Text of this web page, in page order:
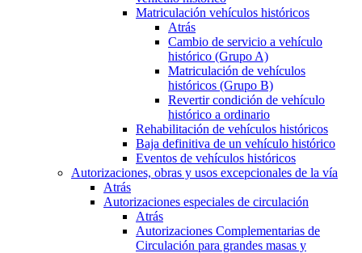
Matriculación vehículos históricos
Atrás
Cambio de servicio a vehículo
histórico (Grupo A)
Matriculación de vehículos
históricos (Grupo B)
Revertir condición de vehículo
histórico a ordinario
Rehabilitación de vehículos históricos
Baja definitiva de un vehículo histórico
Eventos de vehículos históricos
Autorizaciones, obras y usos excepcionales de la vía
Atrás
Autorizaciones especiales de circulación
Atrás
Autorizaciones Complementarias de
Circulación para grandes masas y